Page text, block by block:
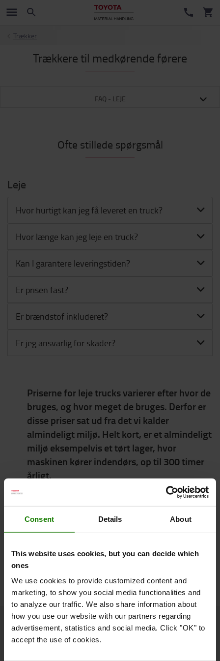
Consent Details About
This website uses cookies, but you can decide which
ones
We use cookies to provide customized content and
marketing, to show you social media functionalities and
to analyze our traffic. We also share information about
how you use our website with our partners regarding
advertisement, statistics and social media. Click "OK" to
accept the use of cookies.
Trækker
Trækkere til medkørende førere
FAQ - LEJE
Ofte stillede spørgsmål
Leje
Hvor hurtigt kan jeg få leveret en truck?
Hvor længe kan jeg leje en truck?
Kan I garantere leveringstiden?
Er prisen fast?
Er brændstof inkluderet?
Er jeg ansvarlig for skader?
Priserne for leje trucks varierer efter hvor de
bruges, og hvor meget de bruges. Derfor er
disse priser sat ud fra det vi kalder
almindeligt miljø. Helt kort, er et almindeligt
miljø eksempelvis et tørt lager, hvor
maskinen kører indendørs, op til 300 timer
årligt.
Afviger dit behov fra dette, laver vi gerne et
skræddersyet tilbud til dig.
Udfyld denne korte formular, så kontakter vi
dig.
Om Toyota